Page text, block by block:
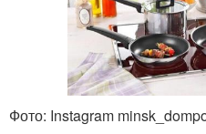
Фото: Instagram